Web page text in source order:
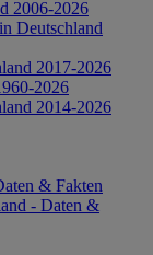
2006-2026
Deutschland
2017-2026
2026
2014-2026
& Fakten
- Daten &